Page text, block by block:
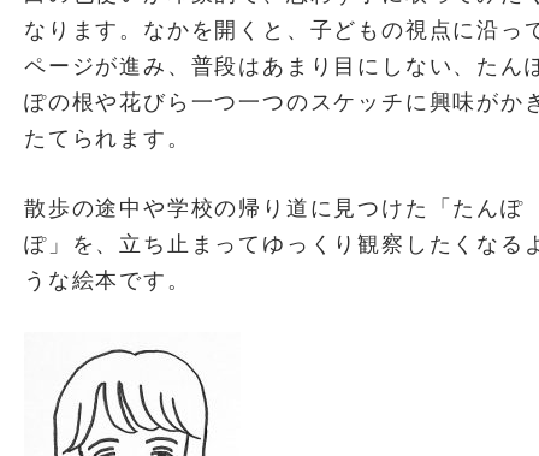
なります。なかを開くと、子どもの視点に沿っ
ページが進み、普段はあまり目にしない、たん
ぽの根や花びら一つ一つのスケッチに興味がか
たてられます。
散歩の途中や学校の帰り道に見つけた「たんぽ
ぽ」を、立ち止まってゆっくり観察したくなる
うな絵本です。